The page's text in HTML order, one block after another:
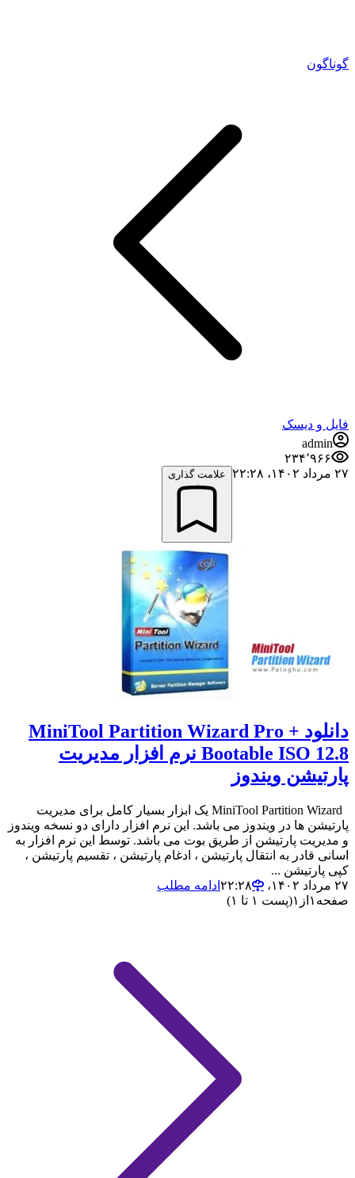
گوناگون
فایل و دیسک
admin
۲۳۴٬۹۶۶
۲۷ مرداد ۱۴۰۲،‏ ۲۲:۲۸
علامت گذاری
دانلود MiniTool Partition Wizard Pro +
Bootable ISO 12.8 نرم افزار مدیریت
پارتیشن ویندوز
MiniTool Partition Wizard یک ابزار بسیار کامل برای مدیریت
پارتیشن ها در ویندوز می باشد. این نرم افزار دارای دو نسخه ویندوز
و مدیریت پارتیشن از طریق بوت می باشد. توسط این نرم افزار به
اسانی قادر به انتقال پارتیشن ، ادغام پارتیشن ، تقسیم پارتیشن ،
کپی پارتیشن ...
۲۷ مرداد ۱۴۰۲،‏ ۲۲:۲۸
ادامه مطلب
صفحه ۱ از ۱(پست ۱ تا ۱)